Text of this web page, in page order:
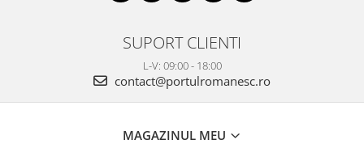
SUPORT CLIENTI
L-V: 09:00 - 18:00
contact@portulromanesc.ro
MAGAZINUL MEU